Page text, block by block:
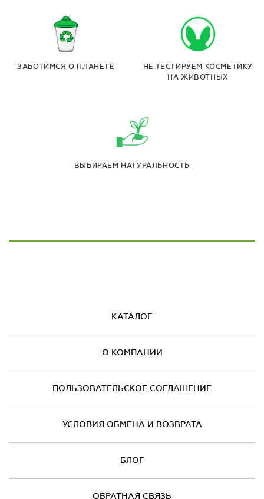
ЗАБОТИМСЯ О ПЛАНЕТЕ
НЕ ТЕСТИРУЕМ КОСМЕТИКУ
НА ЖИВОТНЫХ
ВЫБИРАЕМ НАТУРАЛЬНОСТЬ
КАТАЛОГ
О КОМПАНИИ
ПОЛЬЗОВАТЕЛЬСКОЕ СОГЛАШЕНИЕ
УСЛОВИЯ ОБМЕНА И ВОЗВРАТА
БЛОГ
ОБРАТНАЯ СВЯЗЬ